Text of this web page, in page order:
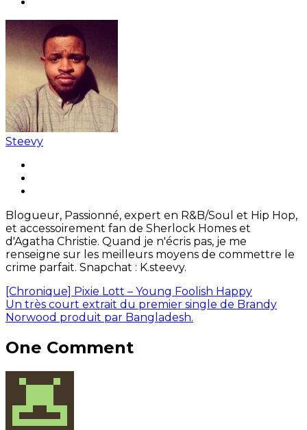
Steevy
Blogueur, Passionné, expert en R&B/Soul et Hip Hop,
et accessoirement fan de Sherlock Homes et
d'Agatha Christie. Quand je n'écris pas, je me
renseigne sur les meilleurs moyens de commettre le
crime parfait. Snapchat : K.steevy.
[Chronique] Pixie Lott – Young Foolish Happy
Un très court extrait du premier single de Brandy
Norwood produit par Bangladesh.
One Comment